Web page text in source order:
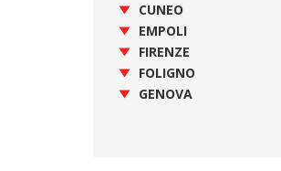
CUNEO
EMPOLI
FIRENZE
FOLIGNO
GENOVA